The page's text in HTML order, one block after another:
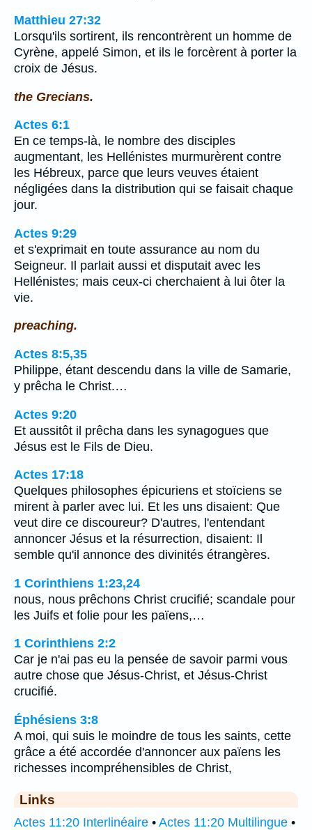
Matthieu 27:32
Lorsqu'ils sortirent, ils rencontrèrent un homme de
Cyrène, appelé Simon, et ils le forcèrent à porter la
croix de Jésus.
the Grecians.
Actes 6:1
En ce temps-là, le nombre des disciples
augmentant, les Hellénistes murmurèrent contre
les Hébreux, parce que leurs veuves étaient
négligées dans la distribution qui se faisait chaque
jour.
Actes 9:29
et s'exprimait en toute assurance au nom du
Seigneur. Il parlait aussi et disputait avec les
Hellénistes; mais ceux-ci cherchaient à lui ôter la
vie.
preaching.
Actes 8:5,35
Philippe, étant descendu dans la ville de Samarie,
y prêcha le Christ.…
Actes 9:20
Et aussitôt il prêcha dans les synagogues que
Jésus est le Fils de Dieu.
Actes 17:18
Quelques philosophes épicuriens et stoïciens se
mirent à parler avec lui. Et les uns disaient: Que
veut dire ce discoureur? D'autres, l'entendant
annoncer Jésus et la résurrection, disaient: Il
semble qu'il annonce des divinités étrangères.
1 Corinthiens 1:23,24
nous, nous prêchons Christ crucifié; scandale pour
les Juifs et folie pour les païens,…
1 Corinthiens 2:2
Car je n'ai pas eu la pensée de savoir parmi vous
autre chose que Jésus-Christ, et Jésus-Christ
crucifié.
Éphésiens 3:8
A moi, qui suis le moindre de tous les saints, cette
grâce a été accordée d'annoncer aux païens les
richesses incompréhensibles de Christ,
Links
Actes 11:20 Interlinéaire • Actes 11:20 Multilingue •